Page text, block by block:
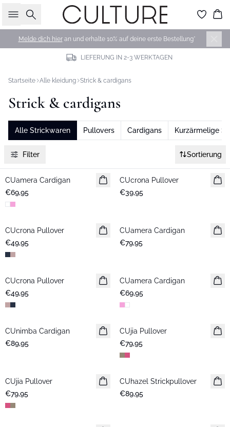
Suche
Melde dich hieran und erhalte 10% auf deine erste Bestellung*
LIEFERUNG IN 2-3 WERKTAGEN
Startseite Alle kleidung Strick & cardigans
Strick & cardigans
Alle Strickwaren Pullovers Cardigans Kurzärmelige
Filter Sortierung
Neuheiten
CUamera Cardigan
€69,95
Neuheiten
CUcrona Pullover
€39,95
Neuheiten
CUcrona Pullover
€49,95
Neuheiten
CUamera Cardigan
€79,95
Neuheiten
CUcrona Pullover
€49,95
Neuheiten
CUamera Cardigan
€69,95
Neuheiten
CUnimba Cardigan
€89,95
Neuheiten
CUjia Pullover
€79,95
Neuheiten
CUjia Pullover
€79,95
Neuheiten
CUhazel Strickpullover
€89,95